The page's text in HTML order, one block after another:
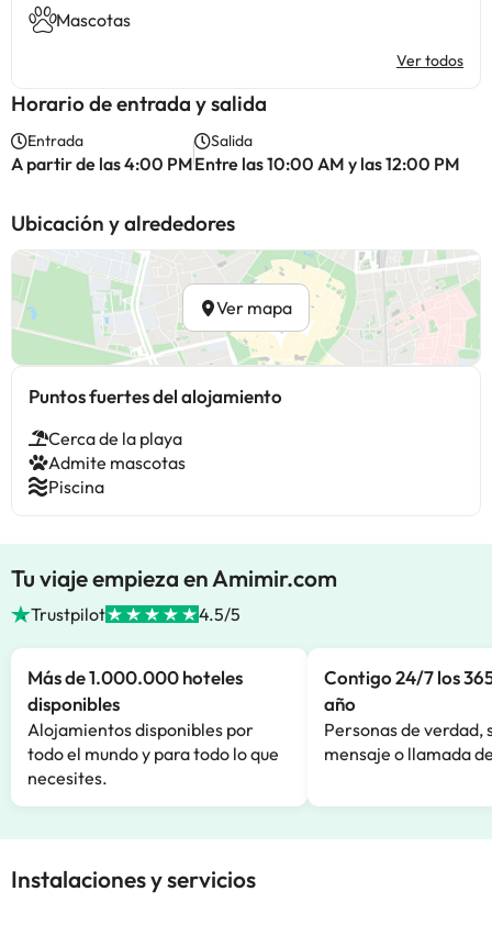
Mascotas
Ver todos
Horario de entrada y salida
Entrada
A partir de las 4:00 PM
Salida
Entre las 10:00 AM y las 12:00 PM
Ubicación y alrededores
Ver mapa
Puntos fuertes del alojamiento
Cerca de la playa
Admite mascotas
Piscina
Tu viaje empieza en Amimir.com
Trustpilot 4.5/5
Más de 1.000.000 hoteles
disponibles
Alojamientos disponibles por
todo el mundo y para todo lo que
necesites.
Contigo 24/7 los
año
Personas de verdad,
mensaje o llamada
Instalaciones y servicios